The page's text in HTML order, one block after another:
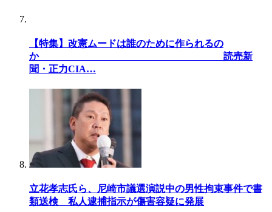
【特集】改憲ムードは誰のために作られるの
か 読売新
聞・正力CIA…
立花孝志氏ら、尼崎市議選演説中の男性拘束事件で書
類送検 私人逮捕指示が傷害容疑に発展